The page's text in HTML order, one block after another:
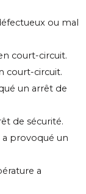
ou mal
court-circuit.
court-circuit.
un arrêt de
de sécurité.
provoqué un
a